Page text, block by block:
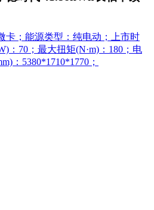
卡；能源类型：纯电动；上市时
：70；最大扭矩(N·m)：180；电
：5380*1710*1770；